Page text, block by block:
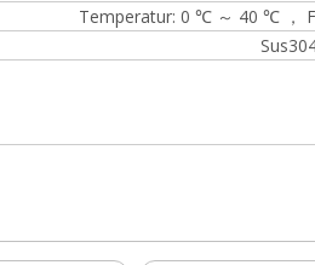
Temperatur: 0 ℃ ～ 40 ℃ ，